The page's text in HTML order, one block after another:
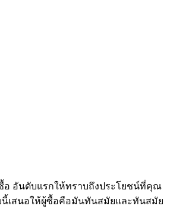
ซื้อ อันดับแรกให้ทราบถึงประโยชน์ที่คุณ
นี้เสนอให้ผู้ซื้อคือมันทันสมัยและทันสมัย